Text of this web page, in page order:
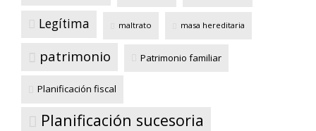
Legítima maltrato masa hereditaria
patrimonio Patrimonio familiar
Planificación fiscal
Planificación sucesoria